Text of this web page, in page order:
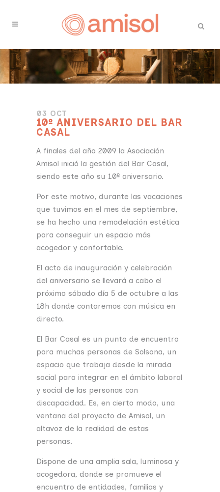
03 OCT
10º ANIVERSARIO DEL BAR
CASAL
A finales del año 2009 la Asociación
Amisol inició la gestión del Bar Casal,
siendo este año su 10º aniversario.
Por este motivo, durante las vacaciones
que tuvimos en el mes de septiembre,
se ha hecho una remodelación estética
para conseguir un espacio más
acogedor y confortable.
El acto de inauguración y celebración
del aniversario se llevará a cabo el
próximo sábado día 5 de octubre a las
18h donde contaremos con música en
directo.
El Bar Casal es un punto de encuentro
para muchas personas de Solsona, un
espacio que trabaja desde la mirada
social para integrar en el ámbito laboral
y social de las personas con
discapacidad. Es, en cierto modo, una
ventana del proyecto de Amisol, un
altavoz de la realidad de estas
personas.
Dispone de una amplia sala, luminosa y
acogedora, donde se promueve el
encuentro de entidades, familias y